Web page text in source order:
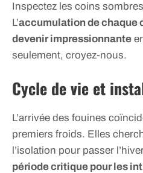
Inspectez les coins
L’accumulation de chaque
devenir impressionnante
seulement, croyez-nous.
Cycle de vie et
L’arrivée des fouines
premiers froids. Elles
l’isolation pour passer
période critique pour les